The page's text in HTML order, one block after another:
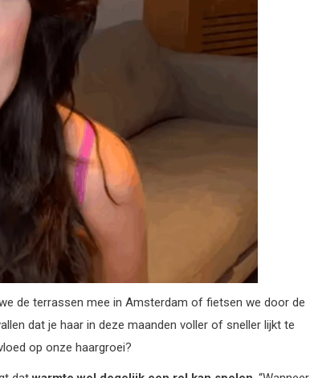
de terrassen mee in Amsterdam of fietsen we door de
dat je haar in deze maanden voller of sneller lijkt te
op onze haargroei?